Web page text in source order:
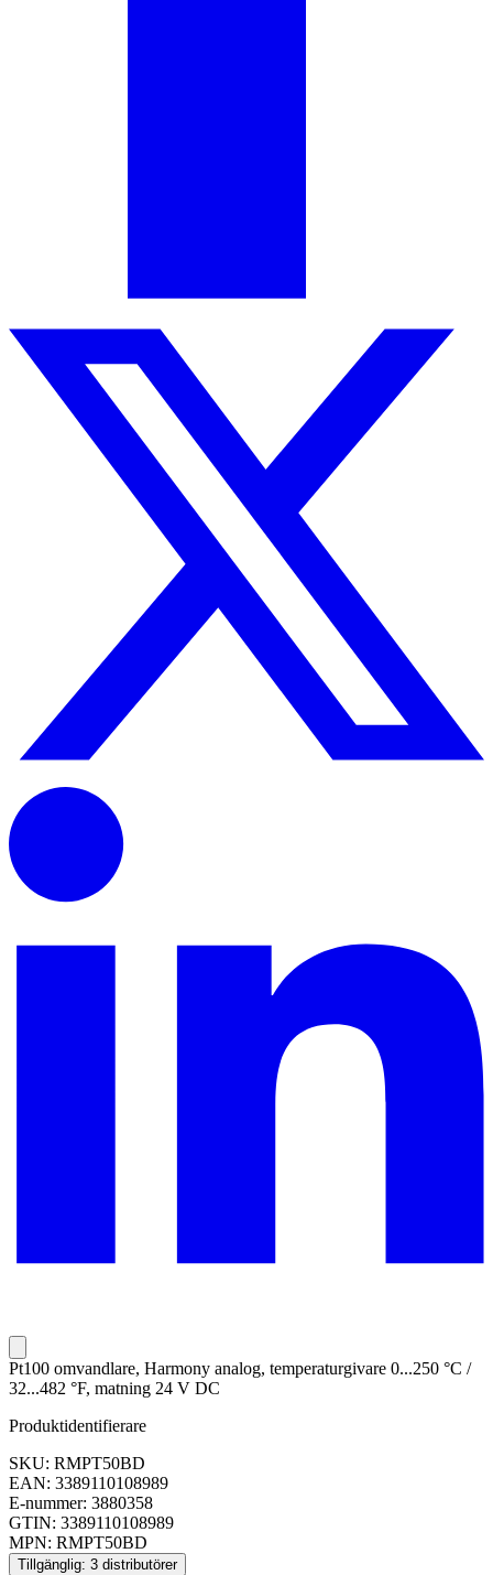
Pt100 omvandlare, Harmony analog, temperaturgivare 0...250 °C /
32...482 °F, matning 24 V DC
Produktidentifierare
SKU: RMPT50BD
EAN: 3389110108989
E-nummer: 3880358
GTIN: 3389110108989
MPN: RMPT50BD
Tillgänglig: 3 distributörer